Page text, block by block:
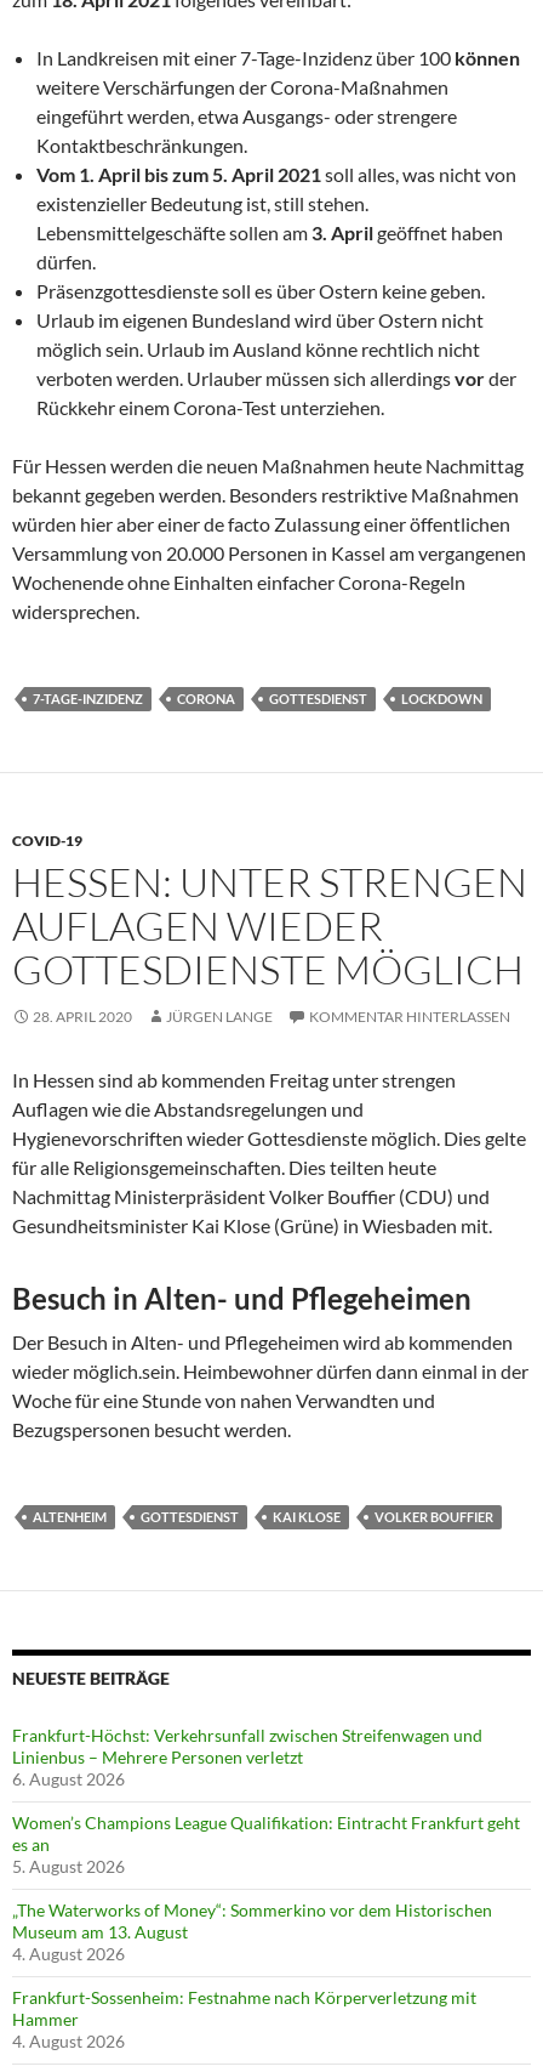
In Landkreisen mit einer 7-Tage-Inzidenz über 100 können
weitere Verschärfungen der Corona-Maßnahmen
eingeführt werden, etwa Ausgangs- oder strengere
Kontaktbeschränkungen.
Vom 1. April bis zum 5. April 2021soll alles, was nicht von
existenzieller Bedeutung ist, still stehen.
Lebensmittelgeschäfte sollen am 3. Aprilgeöffnet haben
dürfen.
Präsenzgottesdienste soll es über Ostern keine geben.
Urlaub im eigenen Bundesland wird über Ostern nicht
möglich sein. Urlaub im Ausland könne rechtlich nicht
verboten werden. Urlauber müssen sich allerdingsvorder
Rückkehr einem Corona-Test unterziehen.
Für Hessen werden die neuen Maßnahmen heute Nachmittag
bekannt gegeben werden. Besonders restriktive Maßnahmen
würden hier aber einer de facto Zulassung einer öffentlichen
Versammlung von 20.000 Personen in Kassel am vergangenen
Wochenende ohne Einhalten einfacher Corona-Regeln
widersprechen.
7-TAGE-INZIDENZ CORONA GOTTESDIENST LOCKDOWN
COVID-19
HESSEN: UNTER STRENGEN
AUFLAGEN WIEDER
GOTTESDIENSTE MÖGLICH
28. APRIL 2020 JÜRGEN LANGE KOMMENTAR HINTERLASSEN
In Hessen sind ab kommenden Freitag unter strengen
Auflagen wie die Abstandsregelungen und
Hygienevorschriften wieder Gottesdienste möglich. Dies gelte
für alle Religionsgemeinschaften. Dies teilten heute
Nachmittag Ministerpräsident Volker Bouffier (CDU) und
Gesundheitsminister Kai Klose (Grüne) in Wiesbaden mit.
Besuch in Alten- und Pflegeheimen
Der Besuch in Alten- und Pflegeheimen wird ab kommenden
wieder möglich.sein. Heimbewohner dürfen dann einmal in der
Woche für eine Stunde von nahen Verwandten und
Bezugspersonen besucht werden.
ALTENHEIM GOTTESDIENST KAI KLOSE VOLKER BOUFFIER
NEUESTE BEITRÄGE
Frankfurt-Höchst: Verkehrsunfall zwischen Streifenwagen und
Linienbus – Mehrere Personen verletzt
6. August 2026
Women’s Champions League Qualifikation: Eintracht Frankfurt geht
es an
5. August 2026
„The Waterworks of Money“: Sommerkino vor dem Historischen
Museum am 13. August
4. August 2026
Frankfurt-Sossenheim: Festnahme nach Körperverletzung mit
Hammer
4. August 2026